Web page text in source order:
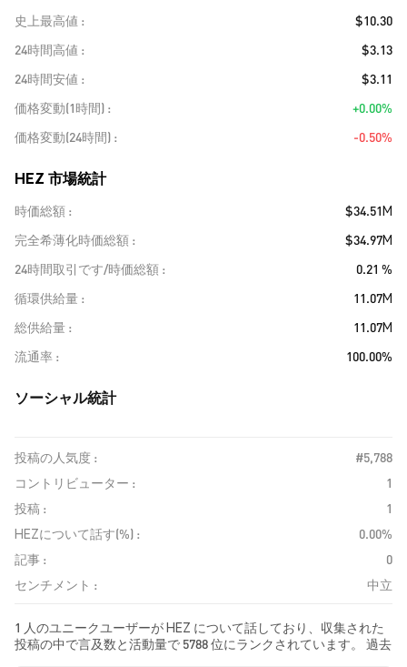
史上最高値
$10.30
24時間高値
$3.13
24時間安値
$3.11
価格変動(1時間)
+0.00%
価格変動(24時間)
-0.50%
HEZ 市場統計
時価総額
$34.51M
完全希薄化時価総額
$34.97M
24時間取引です/時価総額
0.21 %
循環供給量
11.07M
総供給量
11.07M
流通率
100.00%
ソーシャル統計
投稿の人気度 :
#5,788
コントリビューター :
1
投稿 :
1
HEZについて話す(%) :
0.00%
記事 :
0
センチメント :
中立
1 人のユニークユーザーが HEZ について話しており、収集された
投稿の中で言及数と活動量で 5788 位にランクされています。 過去